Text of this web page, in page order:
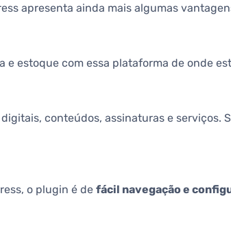
apresenta ainda mais algumas
e estoque com essa plataforma de onde
conteúdos, assinaturas e
o plugin é de fácil navegação e